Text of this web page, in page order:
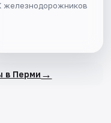
железнодорожников
в Перми →